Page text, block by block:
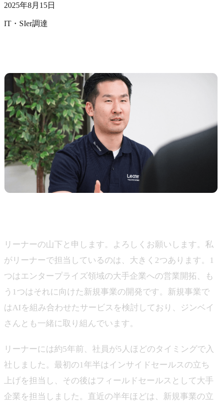
2025年8月15日
IT・SIer調達
リーナーの山下と申します。よろしくお願いします。私
がリーナーで担当しているのは、大きく2つあります。1
つはエンタープライズ領域の大手企業への営業開拓、も
う1つはそれに向けた新規事業の開発です。新規事業で
はAIを組み合わせたサービスを検討しており、ジンベイ
さんとも一緒に取り組んでいます。
リーナーには約5年前、社員が5人ほどのタイミングで入
社しました。最初の1年半はインサイドセールスの立ち
上げを担当し、その後はフィールドセールスとして大手
企業を担当しました。直近の半年ほどは、新規事業の立